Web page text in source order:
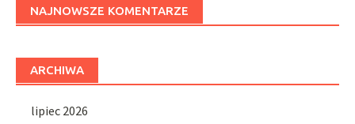
NAJNOWSZE KOMENTARZE
ARCHIWA
lipiec 2026